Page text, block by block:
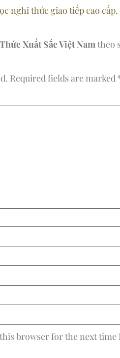
nghi thức giao tiếp cao cấp.
Xuất Sắc Việt Nam theo
Required fields are marked
browser for the next